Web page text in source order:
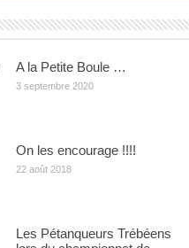
A la Petite Boule …
3 septembre 2020
On les encourage !!!!
22 août 2018
Les Pétanqueurs Trébéens